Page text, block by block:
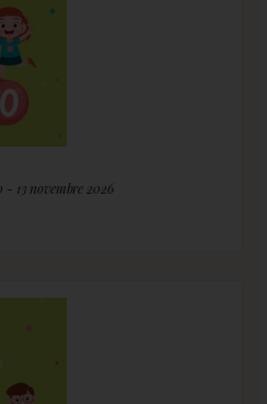
par vendredi 13 novembre à 17h30 - 13 novembre 2026